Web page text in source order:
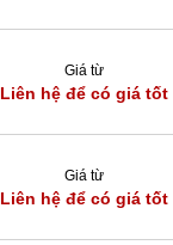
Giá từ
Liên hệ để có giá tốt
Giá từ
Liên hệ để có giá tốt